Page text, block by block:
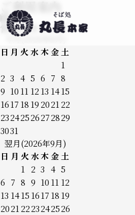
ご利用案内
営業日カレンダー
今月(2026年8月)
日 月 火水木金 土
1
2 3 4 5 6 7 8
9 10 11 1213 1415
1617 18 19 2021 22
23242526272829
3031
翌月(2026年9月)
日 月 火水木金 土
1
2 3 4 5
6 7 8 9 10 11 12
13 1415 1617 18 19
2021 2223242526